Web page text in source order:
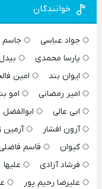
خوانندگان
جواد عباسی جاسم
پارسا محمدی
ایوان بند
امین
امیر رمضانی
امو
ابی عالی
ابوالفضل
آرون افشار
آرمین
کیوان
قاسم
فرشاد آزادی
علیها
علیرضا رحیم پور